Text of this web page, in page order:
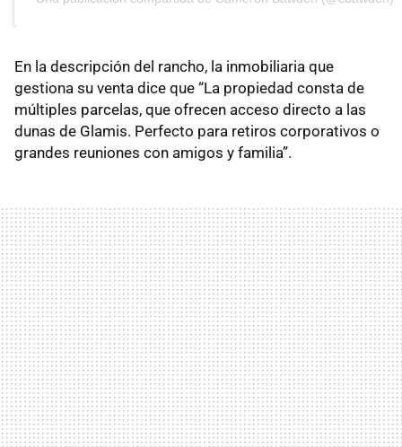
En la descripción del rancho, la inmobiliaria que
gestiona su venta dice que “La propiedad consta de
múltiples parcelas, que ofrecen acceso directo a las
dunas de Glamis. Perfecto para retiros corporativos o
grandes reuniones con amigos y familia”.